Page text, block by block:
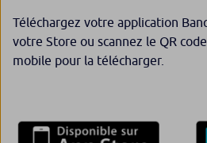
Téléchargez votre application
votre Store ou scannez le QR
mobile pour la télécharger.